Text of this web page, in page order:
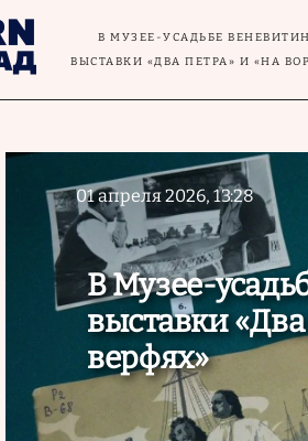
содержанию
В МУЗЕЕ-УСАДЬБЕ
ВЫСТАВКИ «ДВА ПЕТРА» И «НА
01 апреля 2026, 13:28
В Музее-
выставки
верфях»